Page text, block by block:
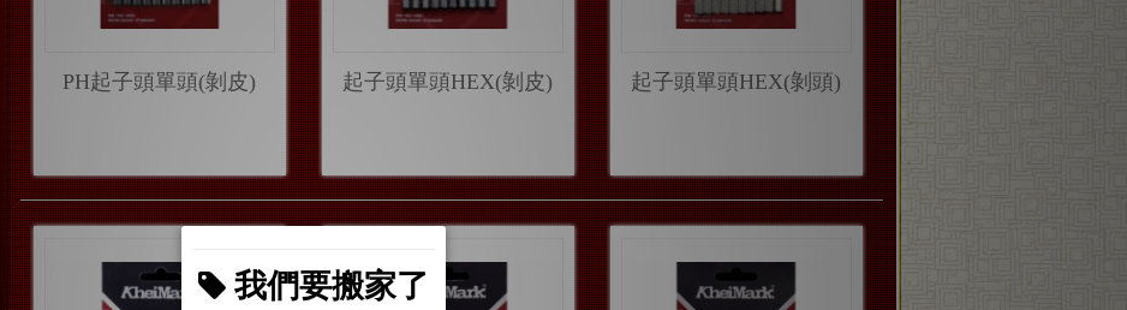
PH起子頭單頭(剝皮) 起子頭單頭HEX(剝皮) 起子頭單頭HEX(剝頭)
我們要搬家了